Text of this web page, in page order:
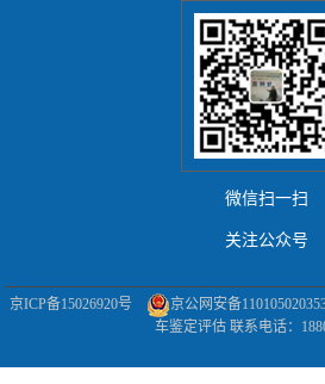
微信扫一扫
关注公众号
京ICP备15026920号 京公网安备
车鉴定评估 联系电话：